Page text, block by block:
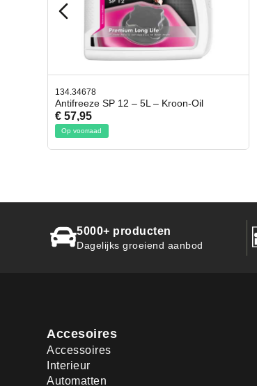
40.500
Krokodillen bek 2 stuks
€ 4,95
Op voorraad
5000+ producten
Dagelijks groeiend aanbod
Accesoires
Accessoires
Interieur
Automatten